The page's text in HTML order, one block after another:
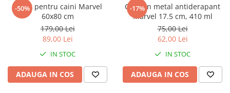
Captain america
Bakugan
Liga Dreptatii
Buzz Lightyear
My Little Pony
Planes
EplusM
Marvel
Monsters Inc.
La casa de papel
Nasa
Kids Euroswan
-50%
Covor pentru caini Marvel
60x80 cm
179,00 Lei
89,00 Lei
IN STOC
ADAUGA IN COS
-17%
Castron metal antiderapant
Marvel 17.5 cm, 410 ml
75,00 Lei
62,00 Lei
IN STOC
ADAUGA IN COS